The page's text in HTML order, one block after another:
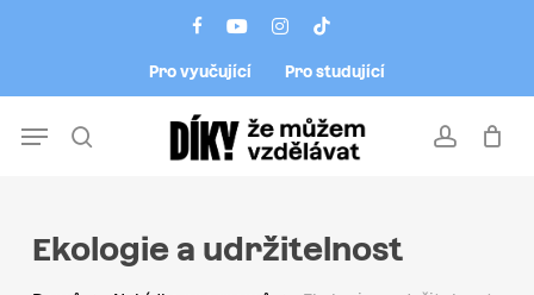
facebookyoutubeinstagram
tiktok
Pro vyučující Pro studující
account
Menu
Ekologie a udržitelnost